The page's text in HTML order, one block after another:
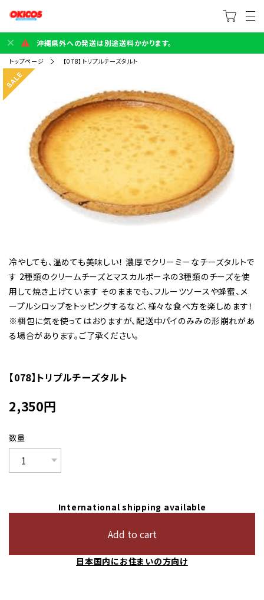
沖縄県外への発送は別途送料かかります。
トップページ 【078】トリプルチーズタルト
冷やしても、温めても美味しい！ 濃厚でクリーミーなチーズタルトで
す 2種類のクリームチーズとマスカルポーネの3種類のチーズを使
用して焼き上げています そのままでも、フルーツソースや蜂蜜、メ
ープルシロップをトッピングするなど、様々な食べ方を楽しめます！
※梱包に気を使ってはおりますが、配送中パイのみみの形崩れがあ
る場合があります。ご了承ください。
【078】トリプルチーズタルト
2,350円
数量
International shipping available
Add to cart
日本国内にお住まいの方向け